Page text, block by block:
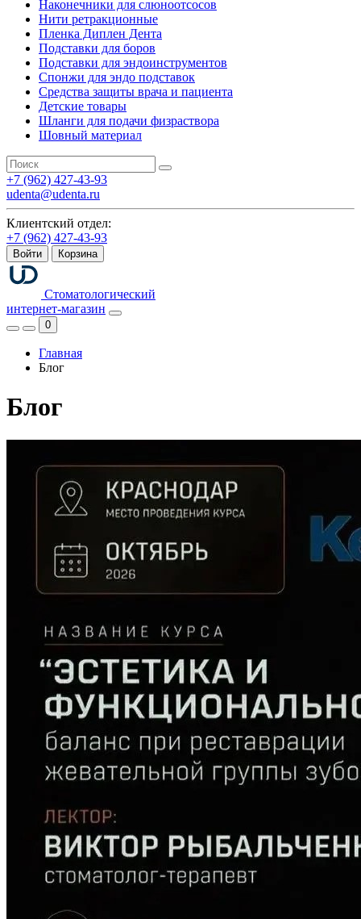
Наконечники для слюноотсосов
Нити ретракционные
Пленка Диплен Дента
Подставки для боров
Подставки для эндоинструментов
Спонжи для эндо подставок
Средства защиты врача и пациента
Детские товары
Шланги для подачи физраствора
Шовный материал
+7 (962) 427-43-93
udenta@udenta.ru
Клиентский отдел:
+7 (962) 427-43-93
Войти Корзина
Стоматологический
интернет-магазин
0
Главная
Блог
Блог